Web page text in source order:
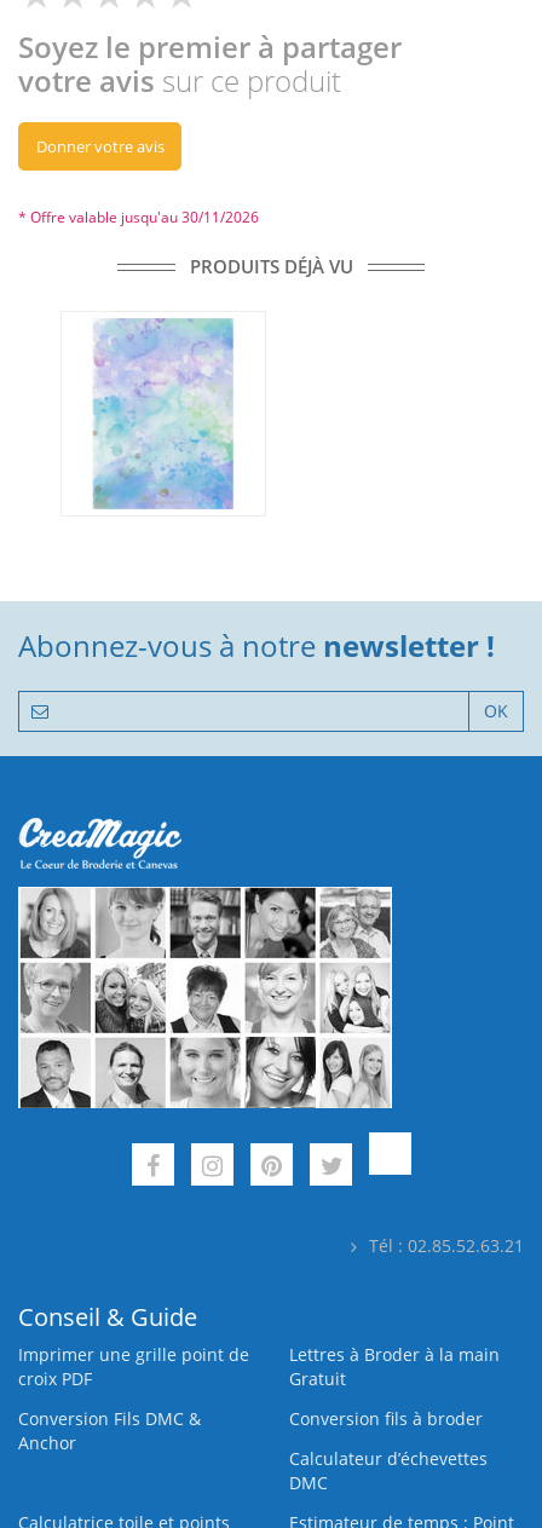
Soyez le premier à partager
votre avis sur ce produit
Donner votre avis
* Offre valable jusqu'au 30/11/2026
PRODUITS DÉJÀ VU
Abonnez-vous à notre newsletter !
OK
Tél : 02.85.52.63.21
Conseil & Guide
Imprimer une grille point de
croix PDF
Lettres à Broder à la main
Gratuit
Conversion Fils DMC &
Anchor
Conversion fils à broder
Calculateur d’échevettes
DMC
Calculatrice toile et points
Estimateur de temps : Point